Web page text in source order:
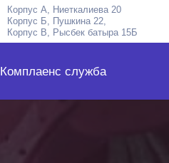
Корпус А, Ниеткалиева 20
Корпус Б, Пушкина 22,
Корпус В, Рысбек батыра 15Б
Комплаенс служба